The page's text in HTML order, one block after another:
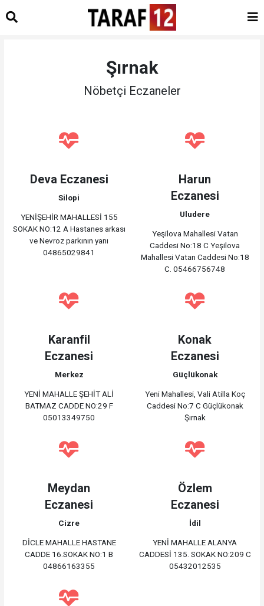
Şırnak
Nöbetçi Eczaneler
Deva Eczanesi
Silopi
YENİŞEHİR MAHALLESİ 155
SOKAK NO:12 A Hastanes arkası
ve Nevroz parkının yanı
04865029841
Harun
Eczanesi
Uludere
Yeşilova Mahallesi Vatan
Caddesi No:18 C Yeşilova
Mahallesi Vatan Caddesi No:18
C. 05466756748
Karanfil
Eczanesi
Merkez
YENİ MAHALLE ŞEHİT ALİ
BATMAZ CADDE NO:29 F
05013349750
Konak
Eczanesi
Güçlükonak
Yeni Mahallesi, Vali Atilla Koç
Caddesi No:7 C Güçlükonak
Şırnak
Meydan
Eczanesi
Cizre
DİCLE MAHALLE HASTANE
CADDE 16.SOKAK NO:1 B
04866163355
Özlem
Eczanesi
İdil
YENİ MAHALLE ALANYA
CADDESİ 135. SOKAK NO:209 C
05432012535